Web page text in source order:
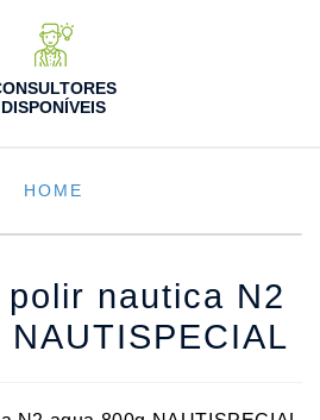
DISPONÍVEIS
HOME
polir nautica N2